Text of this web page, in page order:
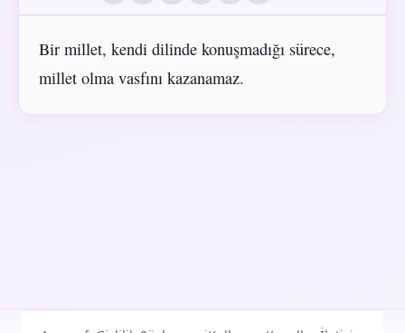
Bir millet, kendi dilinde konuşmadığı sürece,
millet olma vasfını kazanamaz.